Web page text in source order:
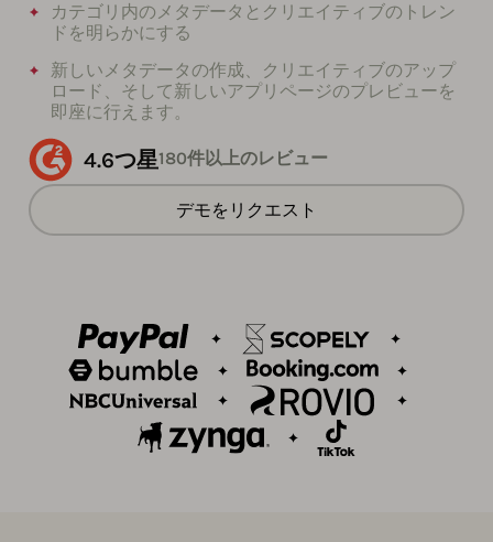
カテゴリ内のメタデータとクリエイティブのトレン
ドを明らかにする
新しいメタデータの作成、クリエイティブのアップ
ロード、そして新しいアプリページのプレビューを
即座に行えます。
4.6つ星180件以上のレビュー
デモをリクエスト